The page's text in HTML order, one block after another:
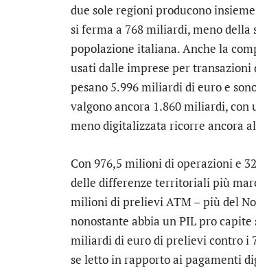
due sole regioni producono
si ferma a 768 miliardi, meno
popolazione italiana. Anche la
usati dalle imprese per
pesano 5.996 miliardi di euro e
valgono ancora 1.860 miliardi,
meno digitalizzata ricorre ancora
Con 976,5 milioni di operazioni e
delle differenze territoriali più
milioni di prelievi ATM – più del
nonostante abbia un PIL pro
miliardi di euro di prelievi contro i
se letto in rapporto ai pagamenti